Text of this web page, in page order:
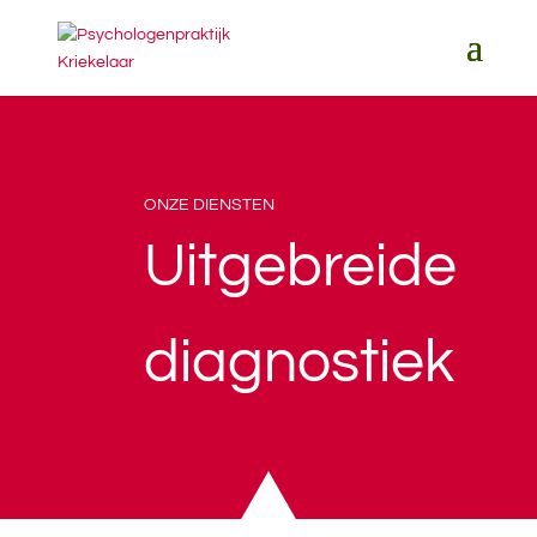
ONZE DIENSTEN
Uitgebreide
diagnostiek